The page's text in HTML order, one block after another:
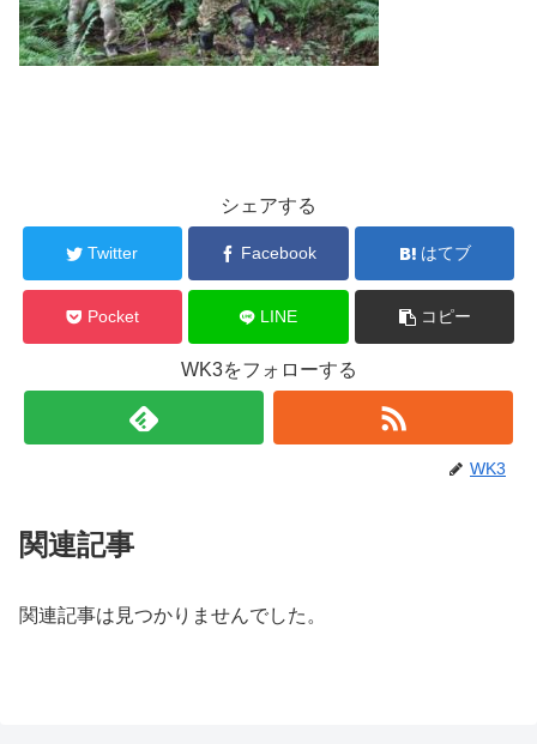
シェアする
Twitter Facebook はてブ
Pocket LINE コピー
WK3をフォローする
WK3
関連記事
関連記事は見つかりませんでした。